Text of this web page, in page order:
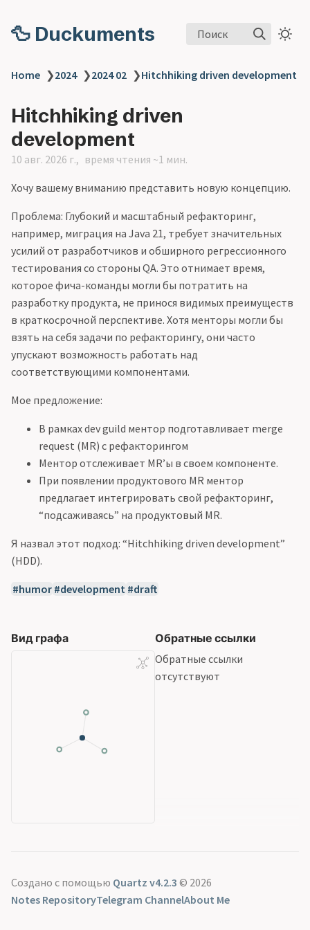
🦆 Duckuments Поиск
Home ❯2024 ❯2024 02 ❯Hitchhiking driven development
Hitchhiking driven
development
10 авг. 2026 г. время чтения ~1 мин.
Хочу вашему вниманию представить новую концепцию.
Проблема: Глубокий и масштабный рефакторинг,
например, миграция на Java 21, требует значительных
усилий от разработчиков и обширного регрессионного
тестирования со стороны QA. Это отнимает время,
которое фича-команды могли бы потратить на
разработку продукта, не принося видимых преимуществ
в краткосрочной перспективе. Хотя менторы могли бы
взять на себя задачи по рефакторингу, они часто
упускают возможность работать над
соответствующими компонентами.
Мое предложение:
В рамках dev guild ментор подготавливает merge
request (MR) с рефакторингом
Ментор отслеживает MR’ы в своем компоненте.
При появлении продуктового MR ментор
предлагает интегрировать свой рефакторинг,
“подсаживаясь” на продуктовый MR.
Я назвал этот подход: “Hitchhiking driven development”
(HDD).
humor development draft
Вид графа
Обратные ссылки
Обратные ссылки
отсутствуют
Создано с помощью Quartz v4.2.3 © 2026
Notes RepositoryTelegram ChannelAbout Me